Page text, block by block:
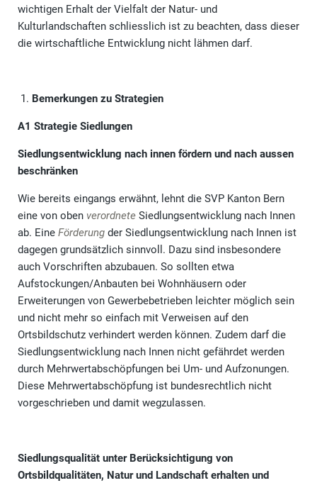
wichtigen Erhalt der Vielfalt der Natur- und
Kulturlandschaften schliesslich ist zu beachten, dass dieser
die wirtschaftliche Entwicklung nicht lähmen darf.
Bemerkungen zu Strategien
A1 Strategie Siedlungen
Siedlungsentwicklung nach innen fördern und nach aussen
beschränken
Wie bereits eingangs erwähnt, lehnt die SVP Kanton Bern
eine von oben verordnete Siedlungsentwicklung nach Innen
ab. Eine Förderung der Siedlungsentwicklung nach Innen ist
dagegen grundsätzlich sinnvoll. Dazu sind insbesondere
auch Vorschriften abzubauen. So sollten etwa
Aufstockungen/Anbauten bei Wohnhäusern oder
Erweiterungen von Gewerbebetrieben leichter möglich sein
und nicht mehr so einfach mit Verweisen auf den
Ortsbildschutz verhindert werden können. Zudem darf die
Siedlungsentwicklung nach Innen nicht gefährdet werden
durch Mehrwertabschöpfungen bei Um- und Aufzonungen.
Diese Mehrwertabschöpfung ist bundesrechtlich nicht
vorgeschrieben und damit wegzulassen.
Siedlungsqualität unter Berücksichtigung von
Ortsbildqualitäten, Natur und Landschaft erhalten und